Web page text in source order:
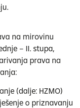
na mirovinu
– II. stupa,
prava na
(dalje: HZMO)
o priznavanju